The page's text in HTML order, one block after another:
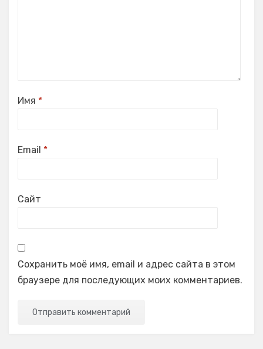
Имя *
Email *
Сайт
Сохранить моё имя, email и адрес сайта в этом
браузере для последующих моих комментариев.